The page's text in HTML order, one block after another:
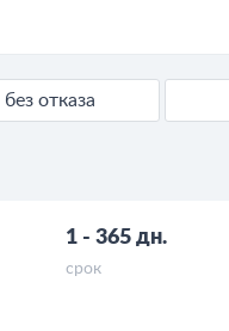
отказа
1 - 365 дн.
срок